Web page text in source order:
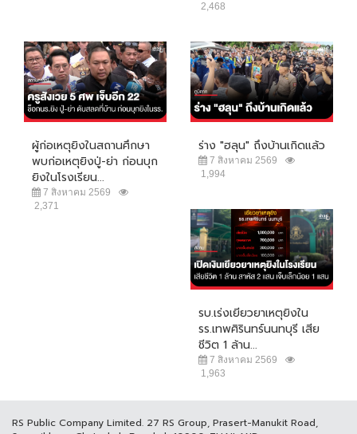
2,468
ผู้ก่อเหตุยิงในสถานศึกษา
พบก่อเหตุยิงปู่-ย่า ก่อนบุก
ยิงในโรงเรียน...
7 สิงหาคม 2569
2,371
ร่าง "ฮลุน" ถึงบ้านเกิดแล้ว
7 สิงหาคม 2569
1,994
รบ.เร่งเยียวยาเหตุยิงใน
รร.เทพศิรินทร์นนทบุรี เสีย
ชีวิต 1 ล้าน...
7 สิงหาคม 2569
1,963
RS Public Company Limited. 27 RS Group, Prasert-Manukit Road,